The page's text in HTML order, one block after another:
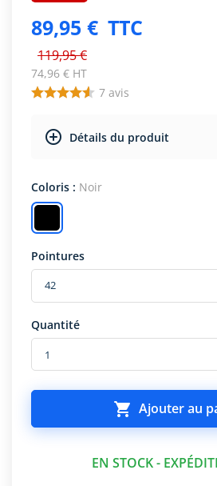
89,95 € TTC
119,95 €
74,96 € HT
7 avis
Détails du produit
Coloris : Noir
Pointures
Quantité
 Ajouter au
EN STOCK -